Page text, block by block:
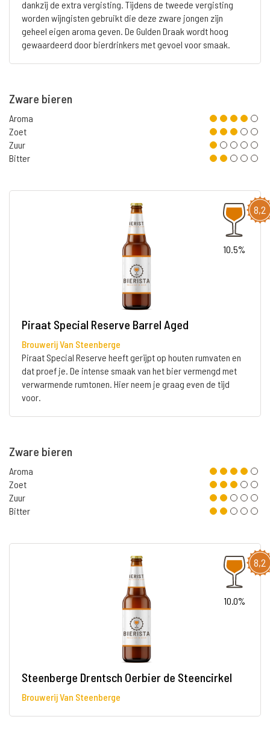
dankzij de extra vergisting. Tijdens de tweede vergisting
worden wijngisten gebruikt die deze zware jongen zijn
geheel eigen aroma geven. De Gulden Draak wordt hoog
gewaardeerd door bierdrinkers met gevoel voor smaak.
Zware bieren
Aroma
Zoet
Zuur
Bitter
8,2
10.5%
Piraat Special Reserve Barrel Aged
Brouwerij Van Steenberge
Piraat Special Reserve heeft gerijpt op houten rumvaten en
dat proef je. De intense smaak van het bier vermengd met
verwarmende rumtonen. Hier neem je graag even de tijd
voor.
Zware bieren
Aroma
Zoet
Zuur
Bitter
8,2
10.0%
Steenberge Drentsch Oerbier de Steencirkel
Brouwerij Van Steenberge